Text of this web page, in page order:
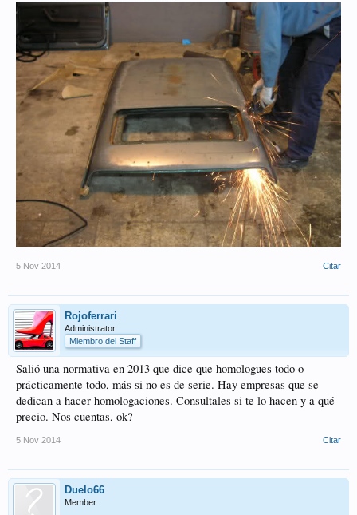
5 Nov 2014 Citar
Rojoferrari
Administrator
Miembro del Staff
Salió una normativa en 2013 que dice que homologues todo o
prácticamente todo, más si no es de serie. Hay empresas que se
dedican a hacer homologaciones. Consultales si te lo hacen y a qué
precio. Nos cuentas, ok?
5 Nov 2014 Citar
Duelo66
Member